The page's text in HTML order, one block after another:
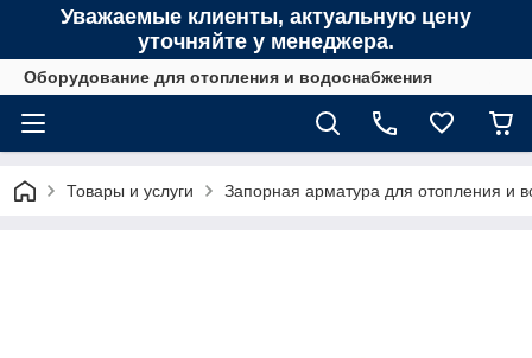
Уважаемые клиенты, актуальную цену
уточняйте у менеджера.
Оборудование для отопления и водоснабжения
Товары и услуги Запорная арматура для отопления и